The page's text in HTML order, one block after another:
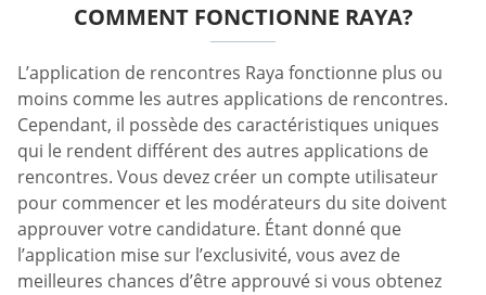
COMMENT FONCTIONNE RAYA?
L’application de rencontres Raya fonctionne plus ou
moins comme les autres applications de rencontres.
Cependant, il possède des caractéristiques uniques
qui le rendent différent des autres applications de
rencontres. Vous devez créer un compte utilisateur
pour commencer et les modérateurs du site doivent
approuver votre candidature. Étant donné que
l’application mise sur l’exclusivité, vous avez de
meilleures chances d’être approuvé si vous obtenez